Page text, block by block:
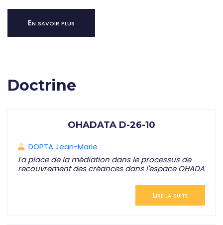
En savoir plus
Doctrine
OHADATA D-26-10
DOPTA Jean-Marie
La place de la médiation dans le processus de
recouvrement des créances dans l'espace OHADA
Lire la suite